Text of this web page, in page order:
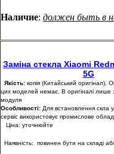
Наличие: должен быть в
Заміна стекла Xiaomi
5G
Якість: копія (Китайський оригінал).
цих моделей немає. В оригіналі лише
модуля
Особливості: Для встановлення скла
сервіс використовує промислове
Ціна: уточнюйте
Наявність: повинен бути на складі